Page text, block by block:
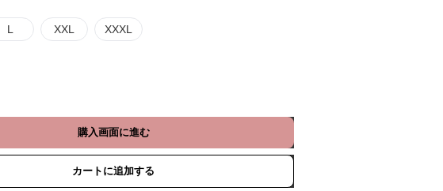
L XXL XXXL
購入画面に進む
カートに追加する